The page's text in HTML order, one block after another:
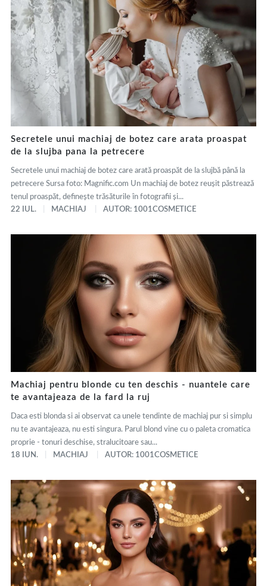
Secretele unui machiaj de botez care arata proaspat
de la slujba pana la petrecere
Secretele unui machiaj de botez care arată proaspăt de la slujbă până la
petrecere Sursa foto: Magnific.com Un machiaj de botez reușit păstrează
tenul proaspăt, definește trăsăturile în fotografii și...
22 IUL.
MACHIAJ AUTOR: 1001COSMETICE
Machiaj pentru blonde cu ten deschis - nuantele care
te avantajeaza de la fard la ruj
Daca esti blonda si ai observat ca unele tendinte de machiaj pur si simplu
nu te avantajeaza, nu esti singura. Parul blond vine cu o paleta cromatica
proprie - tonuri deschise, stralucitoare sau...
18 IUN.
MACHIAJ AUTOR: 1001COSMETICE